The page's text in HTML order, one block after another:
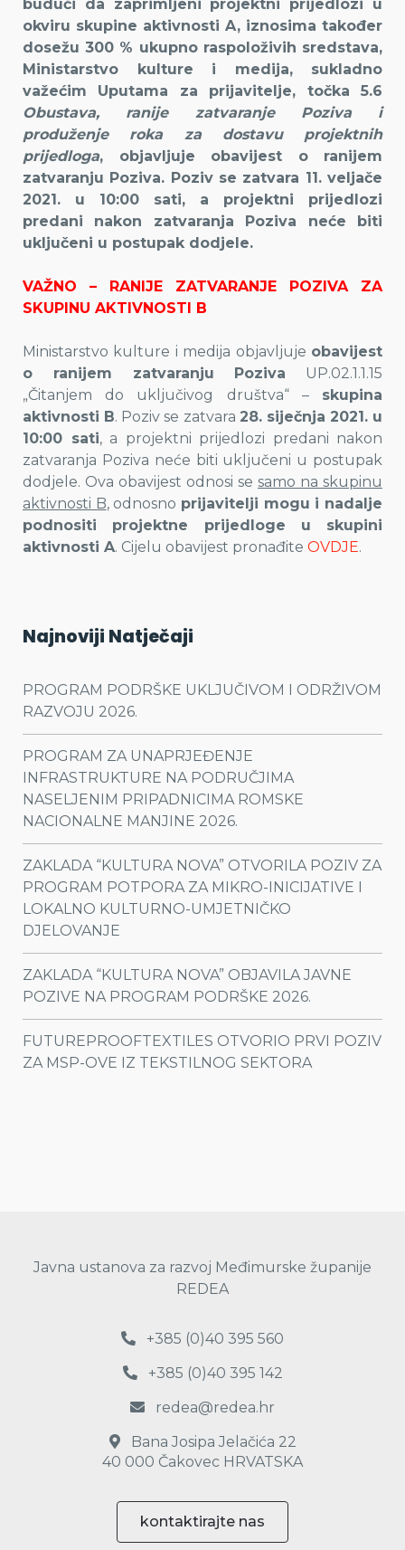
budući da zaprimljeni projektni prijedlozi u
okviru skupine aktivnosti A, iznosima također
dosežu 300 % ukupno raspoloživih sredstava,
Ministarstvo kulture i medija, sukladno
važećim Uputama za prijavitelje, točka 5.6
Obustava, ranije zatvaranje Poziva i
produženje roka za dostavu projektnih
prijedloga, objavljuje obavijest o ranijem
zatvaranju Poziva. Poziv se zatvara 11. veljače
2021. u 10:00 sati, a projektni prijedlozi
predani nakon zatvaranja Poziva neće biti
uključeni u postupak dodjele.
VAŽNO – RANIJE ZATVARANJE POZIVA ZA
SKUPINU AKTIVNOSTI B
Ministarstvo kulture i medija objavljuje obavijest
o ranijem zatvaranju Poziva UP.02.1.1.15
„Čitanjem do uključivog društva“ – skupina
aktivnosti B. Poziv se zatvara 28. siječnja 2021. u
10:00 sati, a projektni prijedlozi predani nakon
zatvaranja Poziva neće biti uključeni u postupak
dodjele. Ova obavijest odnosi se samo na skupinu
aktivnosti B, odnosno prijavitelji mogu i nadalje
podnositi projektne prijedloge u skupini
aktivnosti A. Cijelu obavijest pronađite OVDJE.
Najnoviji Natječaji
PROGRAM PODRŠKE UKLJUČIVOM I ODRŽIVOM
RAZVOJU 2026.
PROGRAM ZA UNAPRJEĐENJE
INFRASTRUKTURE NA PODRUČJIMA
NASELJENIM PRIPADNICIMA ROMSKE
NACIONALNE MANJINE 2026.
ZAKLADA “KULTURA NOVA” OTVORILA POZIV ZA
PROGRAM POTPORA ZA MIKRO-INICIJATIVE I
LOKALNO KULTURNO-UMJETNIČKO
DJELOVANJE
ZAKLADA “KULTURA NOVA” OBJAVILA JAVNE
POZIVE NA PROGRAM PODRŠKE 2026.
FUTUREPROOFTEXTILES OTVORIO PRVI POZIV
ZA MSP-OVE IZ TEKSTILNOG SEKTORA
Javna ustanova za razvoj Međimurske županije
REDEA
+385 (0)40 395 560
+385 (0)40 395 142
redea@redea.hr
Bana Josipa Jelačića 22
40 000 Čakovec HRVATSKA
kontaktirajte nas